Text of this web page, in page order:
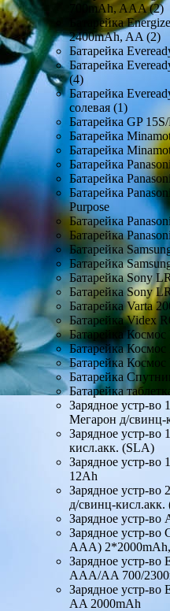
700mAh, AAA (2)
Батарейка
2400mAh, AA (2)
Батарейка
Батарейка
(4)
Батарейка
солевая (1)
Батарейка GP
Батарейка
Батарейка
Батарейка
Батарейка
Батарейка
Purpose
Батарейка
Батарейка
Батарейка
Батарейка
Батарейка Sony
Батарейка Sony
Батарейка Varta
Батарейка Videx
Батарейка Космос
Батарейка Космос
Батарейка
Батарейка
Батарейка
Зарядное устр-
Мегарон д/свинц-
Зарядное устр-
кисл.акк. (SLA)
Зарядное устр-во
12Ah
Зарядное устр-во
д/свинц-
Зарядное устр-во
Зарядное устр-
ААА)
Зарядное устр-во
AAA/AA 700/
Зарядное устр-во
AA 2000mAh